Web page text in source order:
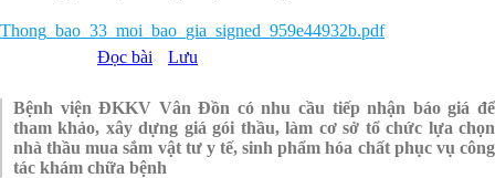
Thong_bao_33_moi_bao_gia_signed_959e44932b.pdf
Đọc bài
Lưu
Bệnh viện ĐKKV Vân Đồn có nhu cầu tiếp nhận báo giá để
tham khảo, xây dựng giá gói thầu, làm cơ sở tổ chức lựa chọn
nhà thầu mua sắm vật tư y tế, sinh phẩm hóa chất phục vụ công
tác khám chữa bệnh